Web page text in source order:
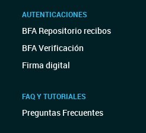
AUTENTICACIONES
BFA Repositorio recibos
BFA Verificación
Firma digital
FAQ Y TUTORIALES
Preguntas Frecuentes